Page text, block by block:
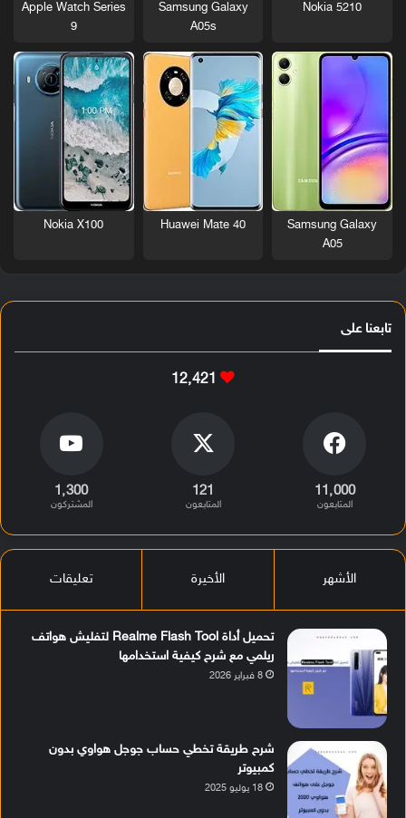
Nokia 5210
Samsung Galaxy
A05s
Apple Watch Series
9
Samsung Galaxy
A05
Huawei Mate 40
Nokia X100
تابعنا على
12٬421
11٬000
المتابعون
121
المتابعون
1٬300
المشتركون
الأشهر الأخيرة تعليقات
تحميل أداة Realme Flash Tool لتفليش هواتف
ريلمي مع شرح كيفية استخدامها
8 فبراير 2026
شرح طريقة تخطي حساب جوجل هواوي بدون
كمبيوتر
18 يوليو 2025